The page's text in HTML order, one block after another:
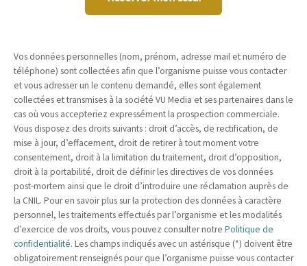
Vos données personnelles (nom, prénom, adresse mail et numéro de
téléphone) sont collectées afin que l’organisme puisse vous contacter
et vous adresser un le contenu demandé, elles sont également
collectées et transmises à la société VU Media et ses partenaires dans le
cas où vous accepteriez expressément la prospection commerciale.
Vous disposez des droits suivants : droit d’accès, de rectification, de
mise à jour, d’effacement, droit de retirer à tout moment votre
consentement, droit à la limitation du traitement, droit d’opposition,
droit à la portabilité, droit de définir les directives de vos données
post-mortem ainsi que le droit d’introduire une réclamation auprès de
la CNIL. Pour en savoir plus sur la protection des données à caractère
personnel, les traitements effectués par l’organisme et les modalités
d’exercice de vos droits, vous pouvez consulter notre Politique de
confidentialité. Les champs indiqués avec un astérisque (*) doivent être
obligatoirement renseignés pour que l’organisme puisse vous contacter